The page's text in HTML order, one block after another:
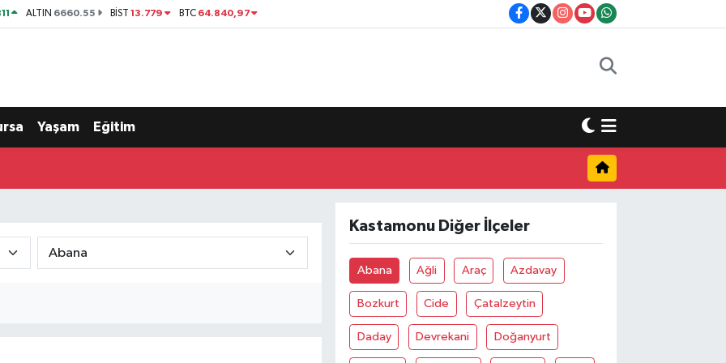
ALTIN 6660.55 BİST13.779 BTC 64.840,97
Yaşam Eğitim
Kastamonu Diğer İlçeler
Abana Ağli Araç Azdavay
Bozkurt Cide Çatalzeytin
Daday Devrekani Doğanyurt